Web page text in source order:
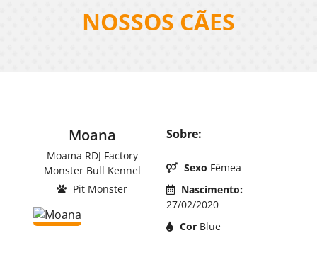
NOSSOS CÃES
Moana
Moama RDJ Factory
Monster Bull Kennel
Pit Monster
Sobre:
Sexo Fêmea
Nascimento:
27/02/2020
CorBlue